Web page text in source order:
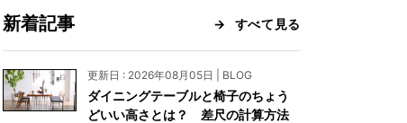
よくあるご質問
新着記事 すべて見る
更新日 : 2026年08月05日 | BLOG
ダイニングテーブルと椅子のちょう
どいい高さとは？ 差尺の計算方法